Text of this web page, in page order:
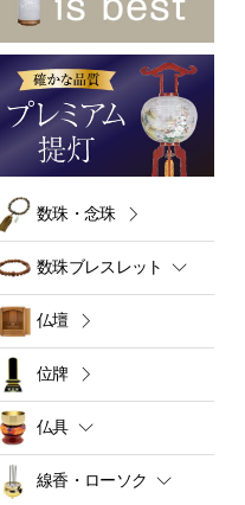
数珠・念珠
数珠ブレスレット
仏壇
位牌
仏具
線香・ローソク